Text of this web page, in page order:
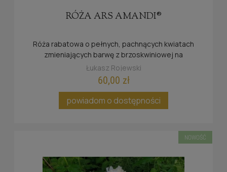
RÓŻA ARS AMANDI®
Róża rabatowa o pełnych, pachnących kwiatach
zmieniających barwę z brzoskwiniowej na
kremową, wyróżniająca się wyjątkową
zdrowotnością i obfitym kwitnieniem aż do jesieni.
Łukasz Rojewski
60,00 zł
powiadom o dostępności
NOWOŚĆ